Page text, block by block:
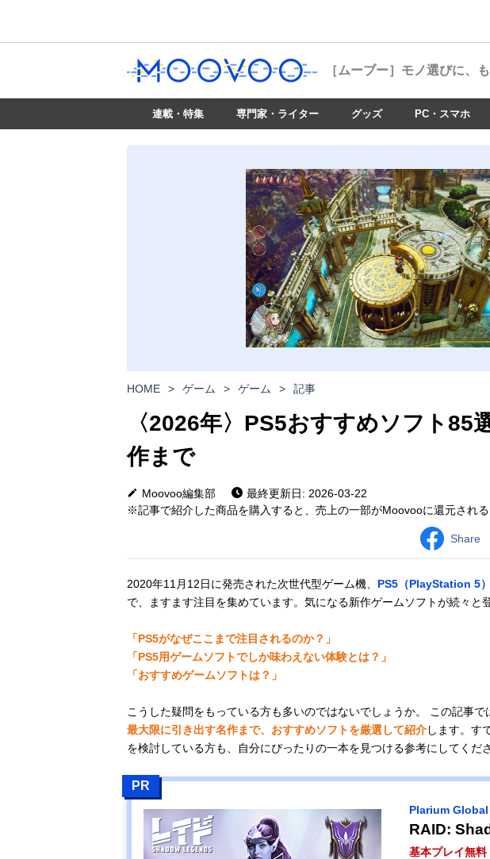
［ムーブー］ モノ選びに、
連載・特集 専門家・ライター グッズ PC・スマホ
HOME > ゲーム > ゲーム > 記事
〈2026年〉PS5おすすめソフト85
作まで
Moovoo編集部
最終更新日: 2026-03-22
※記事で紹介した商品を購入すると、売上の一部がMoovooに還元される
Share
2020年11月12日に発売された次世代型ゲーム機、 PS5（PlayStation 5）
で、ますます注目を集めています。気になる新作ゲームソフトが続々と
「PS5がなぜここまで注目されるのか？」
「PS5用ゲームソフトでしか味わえない体験とは？」
「おすすめゲームソフトは？」
こうした疑問をもっている方も多いのではないでしょうか。 この記事で
最大限に引き出す名作まで、おすすめソフトを厳選して紹介します。す
を検討している方も、自分にぴったりの一本を見つける参考にしてくださ
PR
Plarium
RAID:
基本プレイ無料